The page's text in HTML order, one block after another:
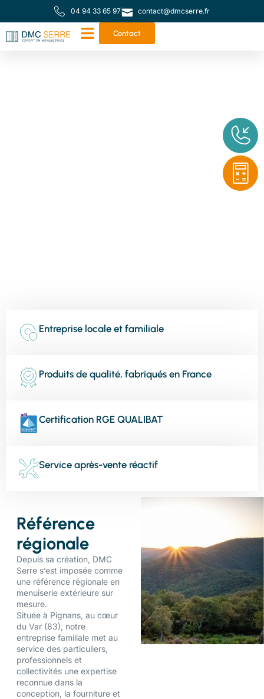
04 94 33 65 97 contact@dmcserre.fr
Contact
Votre partenaire de
proximité pour toutes
Entreprise locale et familiale
Produits de qualité, fabriqués en France
Certification RGE QUALIBAT
Service après-vente réactif
Référence
régionale
Depuis sa création, DMC
Serre s’est imposée comme
une référence régionale en
menuiserie extérieure sur
mesure.
Située à Pignans, au cœur
du Var (83), notre
entreprise familiale met au
service des particuliers,
professionnels et
collectivités une expertise
reconnue dans la
conception, la fourniture et